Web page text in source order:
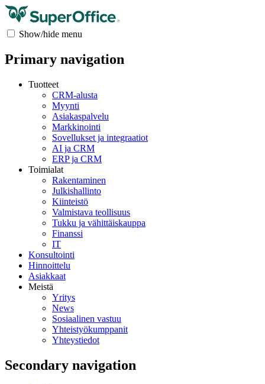
Show/hide menu
Primary navigation
Tuotteet
CRM-alusta
Myynti
Asiakaspalvelu
Markkinointi
Sovellukset ja integraatiot
AI ja CRM
ERP ja CRM
Toimialat
Rakentaminen
Julkishallinto
Kiinteistö
Valmistava teollisuus
Tukku ja vähittäiskauppa
Finanssi
IT
Konsultointi
Hinnoittelu
Asiakkaat
Meistä
Yritys
News
Sosiaalinen vastuu
Yhteistyökumppanit
Yhteystiedot
Secondary navigation